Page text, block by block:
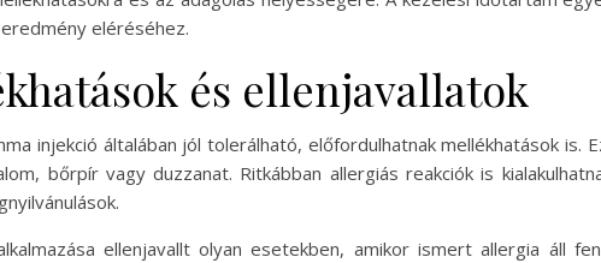
eléréséhez.
és ellenjavallatok
injekció általában jól tolerálható, előfordulhatnak mellékhatások
bőrpír vagy duzzanat. Ritkábban allergiás reakciók is
ellenjavallt olyan esetekben, amikor ismert allergia áll